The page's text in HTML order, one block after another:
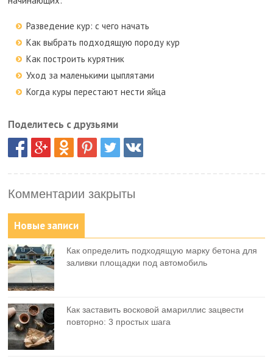
Разведение кур: с чего начать
Как выбрать подходящую породу кур
Как построить курятник
Уход за маленькими цыплятами
Когда куры перестают нести яйца
Поделитесь с друзьями
Комментарии закрыты
Новые записи
Как определить подходящую марку бетона для
заливки площадки под автомобиль
Как заставить восковой амариллис зацвести
повторно: 3 простых шага